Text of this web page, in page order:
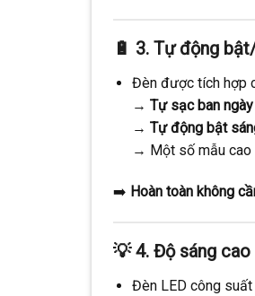
🔋 3. Tự động
Đèn được tích hợp
→ Tự sạc ban ngày
→ Tự động bật
→ Một số mẫu cao
➡️ Hoàn toàn không
💡4. Độ sáng
Đèn LED công